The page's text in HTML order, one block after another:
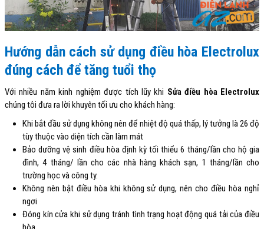
Hướng dẫn cách sử dụng điều hòa Electrolux
đúng cách để tăng tuổi thọ
Với nhiều năm kinh nghiệm được tích lũy khi Sửa điều hòa Electrolux
chúng tôi đưa ra lời khuyên tối ưu cho khách hàng:
Khi bắt đầu sử dụng không nên để nhiệt độ quá thấp, lý tưởng là 26 độ
tùy thuộc vào diện tích cần làm mát
Bảo dưỡng vệ sinh điều hòa định kỳ tối thiểu 6 tháng/lần cho hộ gia
đình, 4 tháng/ lần cho các nhà hàng khách sạn, 1 tháng/lần cho
trường học và công ty.
Không nên bật điều hòa khi không sử dụng, nên cho điều hòa nghỉ
ngơi
Đóng kín cửa khi sử dụng tránh tình trạng hoạt động quá tải của điều